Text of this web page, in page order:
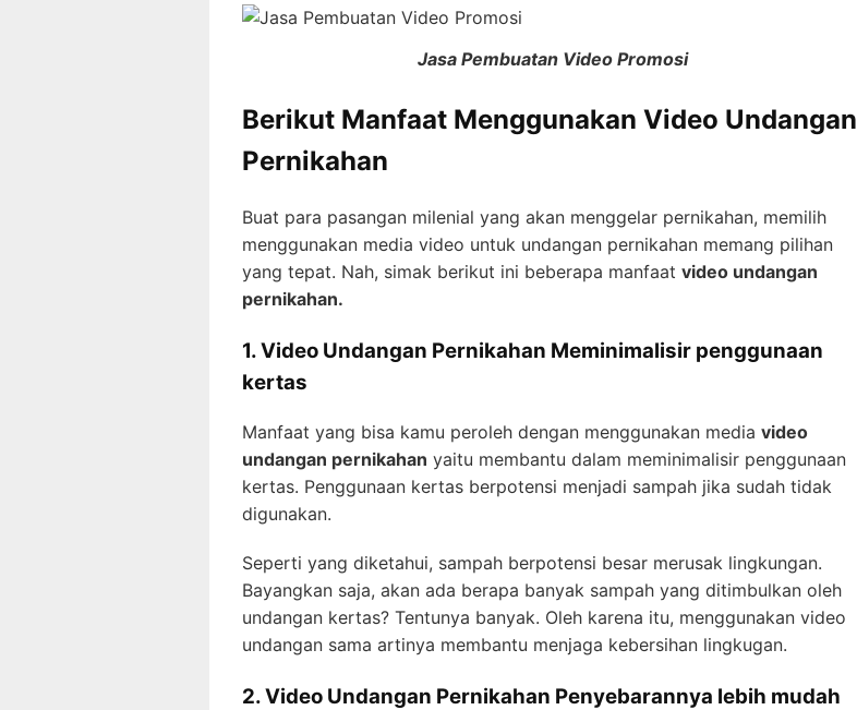
Jasa Pembuatan Video Promosi
Berikut Manfaat Menggunakan Video Undangan
Pernikahan
Buat para pasangan milenial yang akan menggelar pernikahan, memilih
menggunakan media video untuk undangan pernikahan memang pilihan
yang tepat. Nah, simak berikut ini beberapa manfaat video undangan
pernikahan.
1. Video Undangan Pernikahan Meminimalisir penggunaan
kertas
Manfaat yang bisa kamu peroleh dengan menggunakan media video
undangan pernikahan yaitu membantu dalam meminimalisir penggunaan
kertas. Penggunaan kertas berpotensi menjadi sampah jika sudah tidak
digunakan.
Seperti yang diketahui, sampah berpotensi besar merusak lingkungan.
Bayangkan saja, akan ada berapa banyak sampah yang ditimbulkan oleh
undangan kertas? Tentunya banyak. Oleh karena itu, menggunakan video
undangan sama artinya membantu menjaga kebersihan lingkugan.
2. Video Undangan Pernikahan Penyebarannya lebih mudah